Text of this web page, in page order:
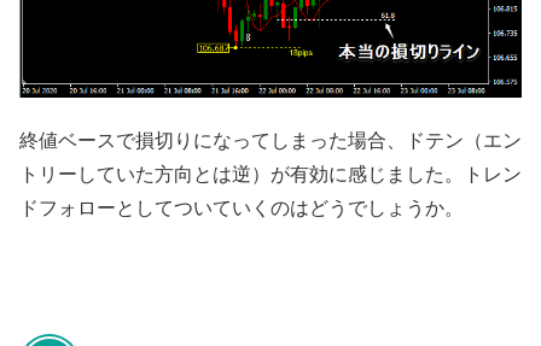
終値ベースで損切りになってしまった場合、ドテン（エン
トリーしていた方向とは逆）が有効に感じました。トレン
ドフォローとしてついていくのはどうでしょうか。